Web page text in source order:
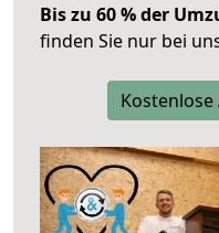
Bis zu 60 % der
finden Sie nur bei